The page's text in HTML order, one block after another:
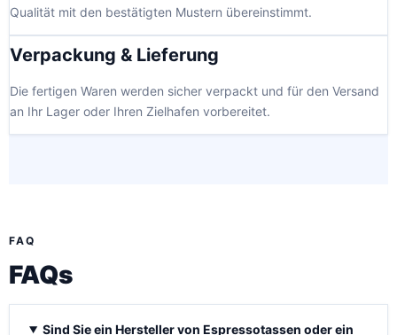
Qualität mit den bestätigten Mustern übereinstimmt.
Verpackung & Lieferung
Die fertigen Waren werden sicher verpackt und für den Versand
an Ihr Lager oder Ihren Zielhafen vorbereitet.
FAQ
FAQs
Sind Sie ein Hersteller von Espressotassen oder ein